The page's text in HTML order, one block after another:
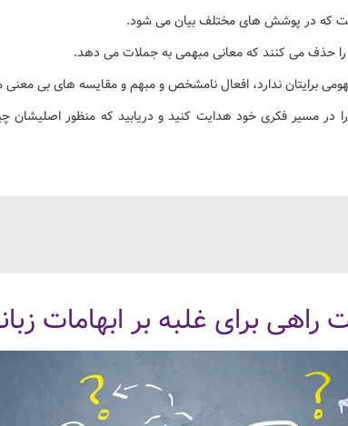
است که در پوشش های مختلف بیان می شود.
را حذف می کنند که معانی مبهمی به جملات می دهد.
برایتان ندارد، افعال نامشخص و مبهم و مقایسه های بی
را در مسیر فکری خود هدایت کنید و دریابید که منظور
برای غلبه بر ابهامات